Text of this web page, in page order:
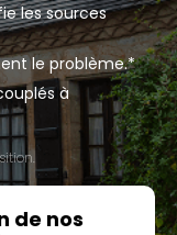
les sources
le problème.*
à
de nos